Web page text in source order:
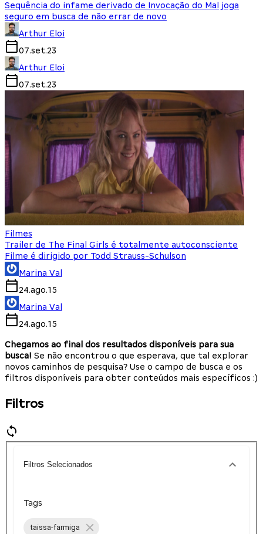
Sequência do infame derivado de Invocação do Mal joga
seguro em busca de não errar de novo
Arthur Eloi
07.set.23
Arthur Eloi
07.set.23
Filmes
Trailer de The Final Girls é totalmente autoconsciente
Filme é dirigido por Todd Strauss-Schulson
Marina Val
24.ago.15
Marina Val
24.ago.15
Chegamos ao final dos resultados disponíveis para sua
busca! Se não encontrou o que esperava, que tal explorar
novos caminhos de pesquisa? Use o campo de busca e os
filtros disponíveis para obter conteúdos mais específicos :)
Filtros
Filtros Selecionados
Tags
taissa-farmiga